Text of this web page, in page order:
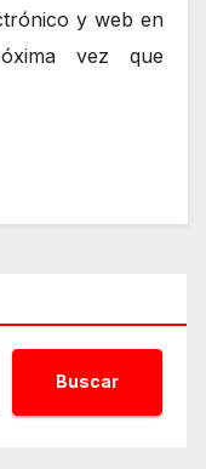
y web en
vez que
Buscar